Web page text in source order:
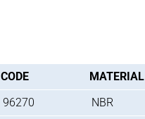
CODE MATERIAL
96270
NBR